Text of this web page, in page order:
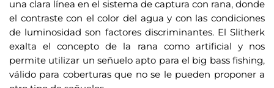
una clara línea en el sistema de captura con rana, donde
el contraste con el color del agua y con las condiciones
de luminosidad son factores discriminantes. El Slitherk
exalta el concepto de la rana como artificial y nos
permite utilizar un señuelo apto para el big bass fishing,
válido para coberturas que no se le pueden proponer a